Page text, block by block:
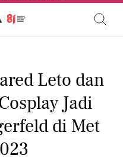
Leto dan
Jadi
di Met